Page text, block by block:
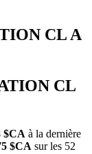
CL A
CL
$CA à la dernière
$CA sur les 52